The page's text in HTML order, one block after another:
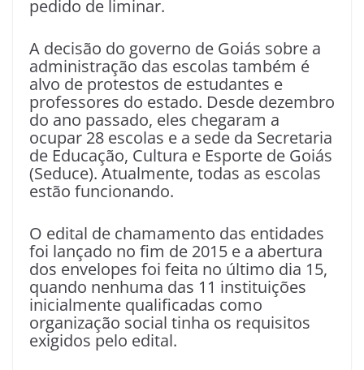
pedido de liminar.
A decisão do governo de Goiás sobre a
administração das escolas também é
alvo de protestos de estudantes e
professores do estado. Desde dezembro
do ano passado, eles chegaram a
ocupar 28 escolas e a sede da Secretaria
de Educação, Cultura e Esporte de Goiás
(Seduce). Atualmente, todas as escolas
estão funcionando.
O edital de chamamento das entidades
foi lançado no fim de 2015 e a abertura
dos envelopes foi feita no último dia 15,
quando nenhuma das 11 instituições
inicialmente qualificadas como
organização social tinha os requisitos
exigidos pelo edital.